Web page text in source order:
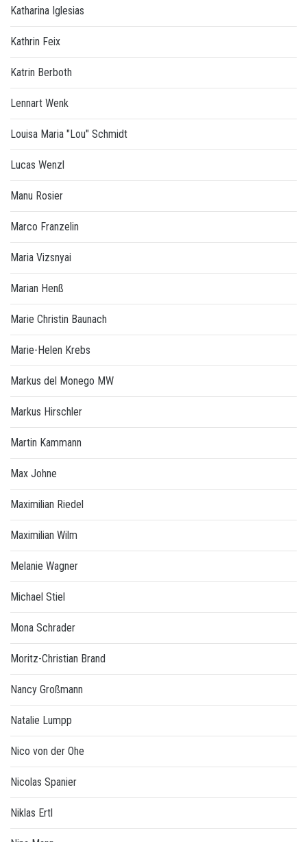
Katharina Iglesias
Kathrin Feix
Katrin Berboth
Lennart Wenk
Louisa Maria "Lou" Schmidt
Lucas Wenzl
Manu Rosier
Marco Franzelin
Maria Vizsnyai
Marian Henß
Marie Christin Baunach
Marie-Helen Krebs
Markus del Monego MW
Markus Hirschler
Martin Kammann
Max Johne
Maximilian Riedel
Maximilian Wilm
Melanie Wagner
Michael Stiel
Mona Schrader
Moritz-Christian Brand
Nancy Großmann
Natalie Lumpp
Nico von der Ohe
Nicolas Spanier
Niklas Ertl